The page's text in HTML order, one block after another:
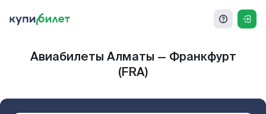
Авиабилеты Алматы — Франкфурт
(FRA)